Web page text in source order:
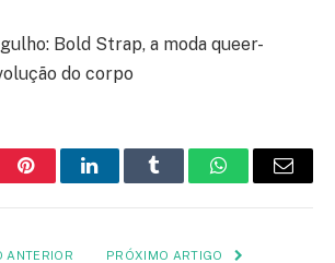
Bold Strap, a moda queer-
do corpo
PinterestLinkedInTumblr WhatsApp
E-
ANTERIOR PRÓXIMO ARTIGO